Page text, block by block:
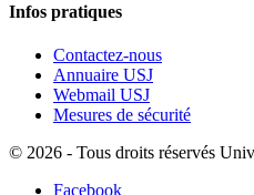
Infos pratiques
Contactez-nous
Annuaire USJ
Webmail USJ
Mesures de sécurité
© 2026 - Tous droits réservés
Facebook